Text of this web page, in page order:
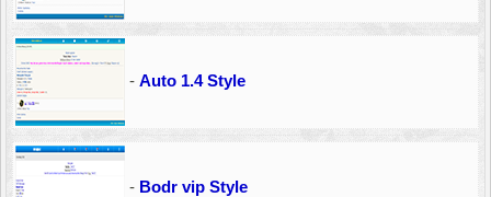
- Auto 1.4 Style
- Bodr vip Style